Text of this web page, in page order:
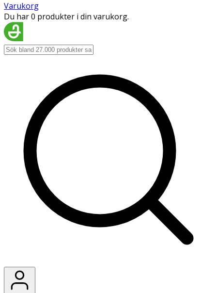
Varukorg
Du har 0 produkter i din varukorg.